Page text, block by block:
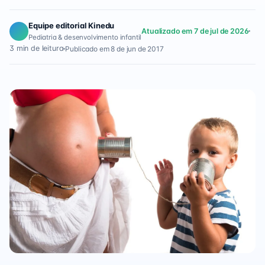
Equipe editorial Kinedu
Pediatria & desenvolvimento infantil
Atualizado em 7 de jul de 2026
3 min de leitura Publicado em 8 de jun de 2017